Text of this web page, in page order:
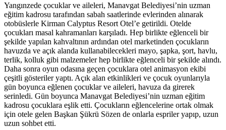
Yangınzede çocuklar ve aileleri, Manavgat Belediyesi’nin uzman
eğitim kadrosu tarafından sabah saatlerinde evlerinden alınarak
otobüslerle Kirman Calyptus Resort Otel’e getirildi. Otelde
çocukları masal kahramanları karşıladı. Hep birlikte eğlenceli bir
şekilde yapılan kahvaltının ardından otel marketinden çocukların
havuzda ve açık alanda kullanabilecekleri mayo, şapka, şort, havlu,
terlik, kolluk gibi malzemeler hep birlikte eğlenceli bir şekilde alındı.
Daha sonra oyun odasına geçen çocuklara otel animasyon ekibi
çeşitli gösteriler yaptı. Açık alan etkinlikleri ve çocuk oyunlarıyla
gün boyunca eğlenen çocuklar ve aileleri, havuza da girerek
serinledi. Gün boyunca Manavgat Belediyesi’nin uzman eğitim
kadrosu çocuklara eşlik etti. Çocukların eğlencelerine ortak olmak
için otele gelen Başkan Şükrü Sözen de onlarla espriler yapıp, uzun
uzun sohbet etti.